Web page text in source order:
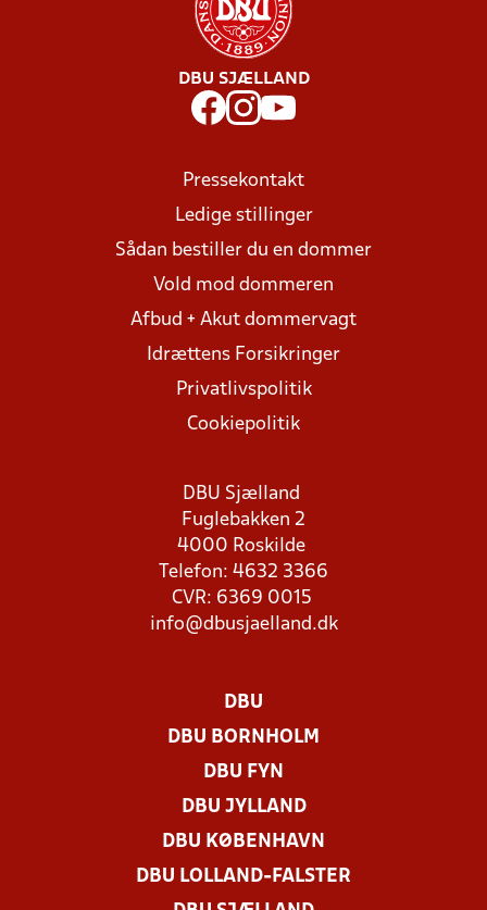
DBU SJÆLLAND
Pressekontakt
Ledige stillinger
Sådan bestiller du en dommer
Vold mod dommeren
Afbud + Akut dommervagt
Idrættens Forsikringer
Privatlivspolitik
Cookiepolitik
DBU Sjælland
Fuglebakken 2
4000 Roskilde
Telefon: 4632 3366
CVR: 6369 0015
info@dbusjaelland.dk
DBU
DBU BORNHOLM
DBU FYN
DBU JYLLAND
DBU KØBENHAVN
DBU LOLLAND-FALSTER